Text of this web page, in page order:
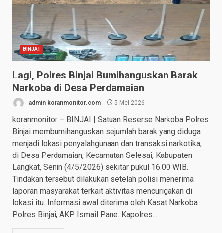
BINJAI
Lagi, Polres Binjai Bumihanguskan Barak
Narkoba di Desa Perdamaian
admin koranmonitor.com 5 Mei 2026
koranmonitor – BINJAI | Satuan Reserse Narkoba Polres
Binjai membumihanguskan sejumlah barak yang diduga
menjadi lokasi penyalahgunaan dan transaksi narkotika,
di Desa Perdamaian, Kecamatan Selesai, Kabupaten
Langkat, Senin (4/5/2026) sekitar pukul 16.00 WIB.
Tindakan tersebut dilakukan setelah polisi menerima
laporan masyarakat terkait aktivitas mencurigakan di
lokasi itu. Informasi awal diterima oleh Kasat Narkoba
Polres Binjai, AKP Ismail Pane. Kapolres...